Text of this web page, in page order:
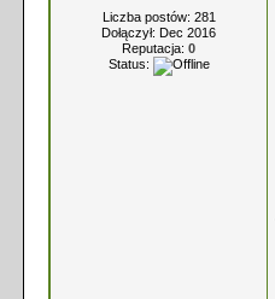
Liczba postów: 281
Dołączył: Dec 2016
Reputacja: 0
Status: